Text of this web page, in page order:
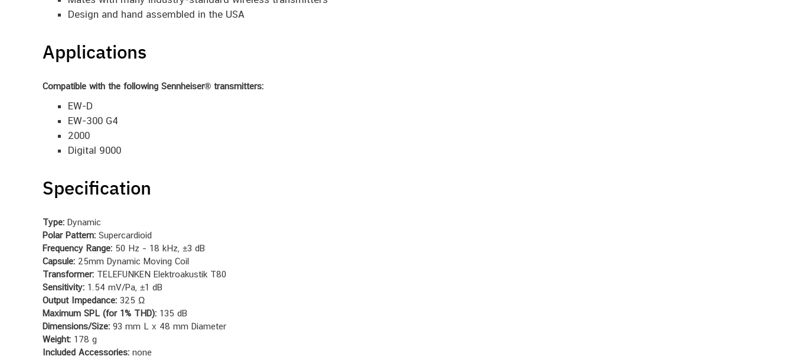
Design and hand assembled in the USA
Applications
Compatible with the following Sennheiser® transmitters:
EW-D
EW-300 G4
2000
Digital 9000
Specification
Type: Dynamic
Polar Pattern: Supercardioid
Frequency Range: 50 Hz – 18 kHz, ±3 dB
Capsule: 25mm Dynamic Moving Coil
Transformer: TELEFUNKEN Elektroakustik T80
Sensitivity: 1.54 mV/Pa, ±1 dB
Output Impedance: 325 Ω
Maximum SPL (for 1% THD): 135 dB
Dimensions/Size: 93 mm L x 48 mm Diameter
Weight: 178 g
Included Accessories: none